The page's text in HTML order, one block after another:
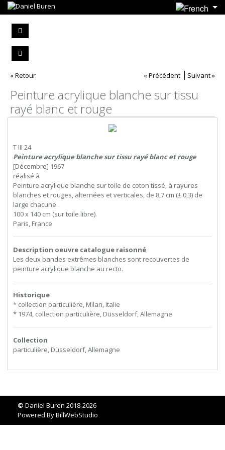
« Retour « Précédent Suivant »
Peinture acrylique blanche sur tissu
rayé blanc et rouge
T III 24
Peinture acrylique blanche sur tissu rayé blanc et rouge
[Décembre] 1967
réalisé à
Peinture acrylique blanche sur toile de coton tissé, à rayures
blanches et rouges, alternées et verticales, de 8,7 cm (± 0,3) de
large chacune.
100 x 140 cm (sur toile libre).
Paris, France
Description oeuvre catalogue raisonné
Les deux bandes extrêmes blanches sont recouvertes de
peinture acrylique blanche au recto.
Historique
* collection particulière, Milan, Italie
* 1974, collection particulière, Düsseldorf, Allemagne
Collection
particulière, Düsseldorf, Allemagne
© Daniel Buren 2018-2026
Powered ByBillWebStudio